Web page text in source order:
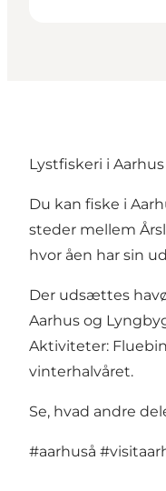
Lystfiskeri i Aarhus
Du kan fiske i
steder mellem
hvor åen har sin
Der udsættes
Aarhus og
Aktiviteter:
vinterhalvåret.
Se, hvad andre
#aarhuså